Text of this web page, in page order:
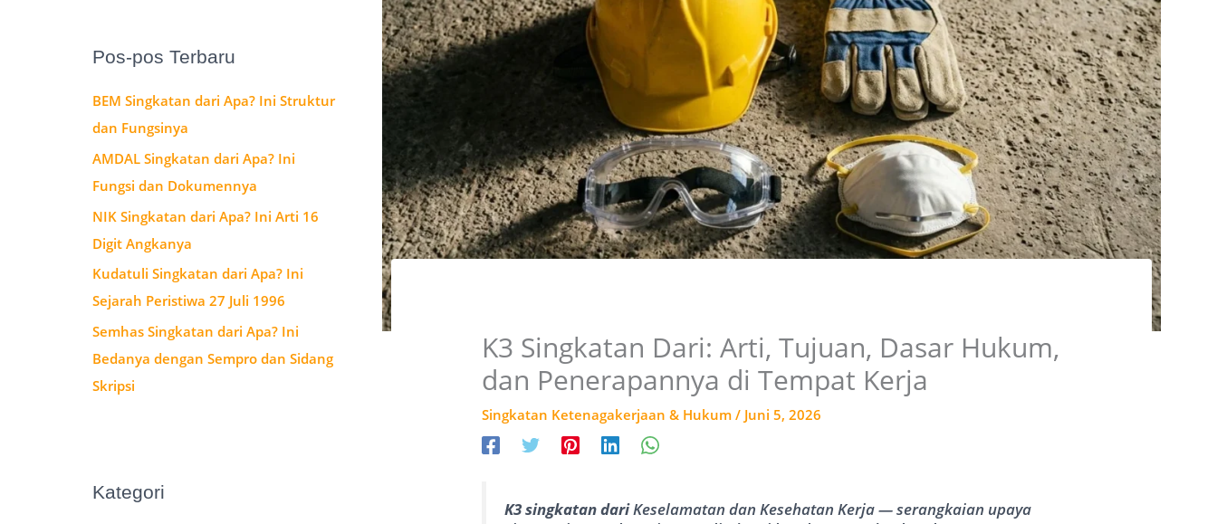
u
t
u
k
:
Pos-pos Terbaru
BEM Singkatan dari Apa? Ini Struktur
dan Fungsinya
AMDAL Singkatan dari Apa? Ini
Fungsi dan Dokumennya
NIK Singkatan dari Apa? Ini Arti 16
Digit Angkanya
Kudatuli Singkatan dari Apa? Ini
Sejarah Peristiwa 27 Juli 1996
Semhas Singkatan dari Apa? Ini
Bedanya dengan Sempro dan Sidang
Skripsi
Kategori
K3 Singkatan Dari: Arti, Tujuan, Dasar Hukum,
dan Penerapannya di Tempat Kerja
Singkatan Ketenagakerjaan & Hukum / Juni 5, 2026
K3 singkatan dariKeselamatan dan Kesehatan Kerja — serangkaian upaya